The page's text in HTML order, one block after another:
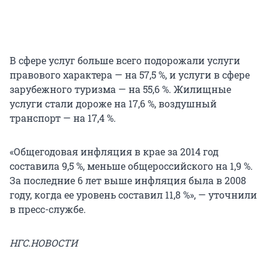
В сфере услуг больше всего подорожали услуги
правового характера — на 57,5 %, и услуги в сфере
зарубежного туризма — на 55,6 %. Жилищные
услуги стали дороже на 17,6 %, воздушный
транспорт — на 17,4 %.
«Общегодовая инфляция в крае за 2014 год
составила 9,5 %, меньше общероссийского на 1,9 %.
За последние 6 лет выше инфляция была в 2008
году, когда ее уровень составил 11,8 %», — уточнили
в пресс-службе.
НГС.НОВОСТИ